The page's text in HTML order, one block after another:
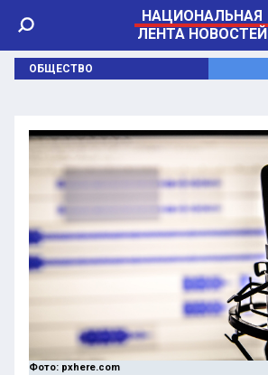
НАЦИОНАЛЬНАЯ
ЛЕНТА НОВОСТЕЙ
ОБЩЕСТВО
Фото: pxhere.com